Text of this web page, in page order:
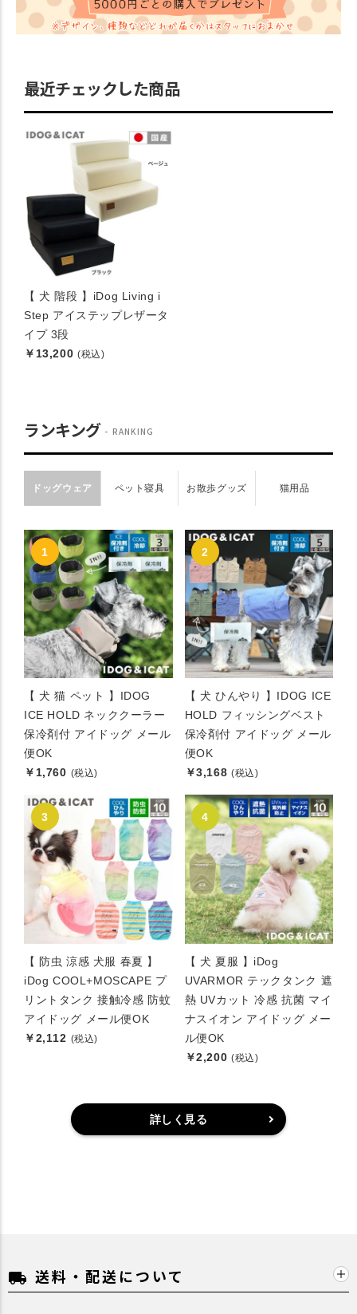
最近チェックした商品
【 犬 階段 】iDog Living i
Step アイステップレザータ
イプ 3段
￥13,200 (税込)
ランキング RANKING
ドッグウェア ペット寝具 お散歩グッズ 猫用品
【 犬 猫 ペット 】IDOG
ICE HOLD ネッククーラー
保冷剤付 アイドッグ メール
便OK
￥1,760 (税込)
【 犬 ひんやり 】IDOG ICE
HOLD フィッシングベスト
保冷剤付 アイドッグ メール
便OK
￥3,168 (税込)
【 防虫 涼感 犬服 春夏 】
iDog COOL+MOSCAPE プ
リントタンク 接触冷感 防蚊
アイドッグ メール便OK
￥2,112 (税込)
【 犬 夏服 】iDog
UVARMOR テックタンク 遮
熱 UVカット 冷感 抗菌 マイ
ナスイオン アイドッグ メー
ル便OK
￥2,200 (税込)
詳しく見る
local_shipping 送料・配送について